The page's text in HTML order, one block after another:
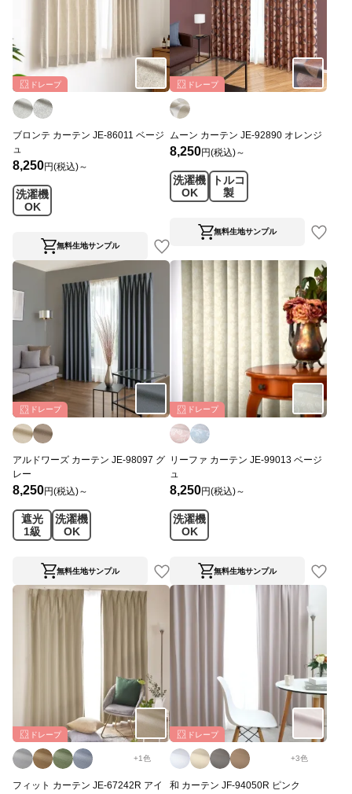
ドレープ
ブロンテ カーテン JE-86011 ベージ
ュ
8,250円(税込)～
洗濯機
OK
無料生地サンプル
ドレープ
ムーン カーテン JE-92890 オレンジ
8,250円(税込)～
洗濯機
OK
トルコ
製
無料生地サンプル
ドレープ
アルドワーズ カーテン JE-98097 グ
レー
8,250円(税込)～
遮光
1級
洗濯機
OK
無料生地サンプル
ドレープ
リーファ カーテン JE-99013 ベージ
ュ
8,250円(税込)～
洗濯機
OK
無料生地サンプル
ドレープ
+1色
フィット カーテン JE-67242R アイ
ドレープ
+3色
和 カーテン JF-94050R ピンク